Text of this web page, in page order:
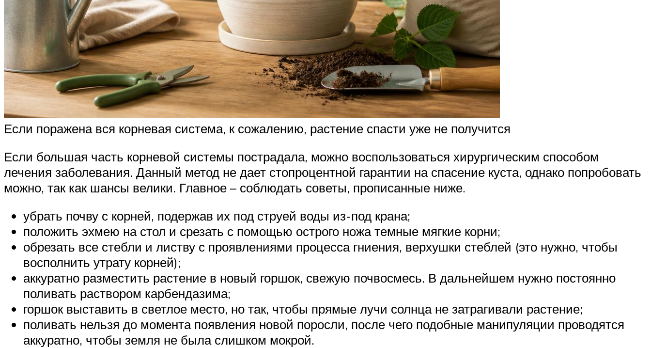
Если поражена вся корневая система, к сожалению, растение спасти уже не получится
Если большая часть корневой системы пострадала, можно воспользоваться хирургическим способом
лечения заболевания. Данный метод не дает стопроцентной гарантии на спасение куста, однако попробовать
можно, так как шансы велики. Главное – соблюдать советы, прописанные ниже.
убрать почву с корней, подержав их под струей воды из-под крана;
положить эхмею на стол и срезать с помощью острого ножа темные мягкие корни;
обрезать все стебли и листву с проявлениями процесса гниения, верхушки стеблей (это нужно, чтобы
восполнить утрату корней);
аккуратно разместить растение в новый горшок, свежую почвосмесь. В дальнейшем нужно постоянно
поливать раствором карбендазима;
горшок выставить в светлое место, но так, чтобы прямые лучи солнца не затрагивали растение;
поливать нельзя до момента появления новой поросли, после чего подобные манипуляции проводятся
аккуратно, чтобы земля не была слишком мокрой.